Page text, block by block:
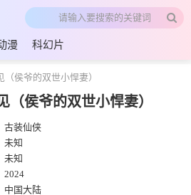
漫 科幻片
侯爷的双世小悍妻）
（侯爷的双世小悍妻）
古装仙侠
未知
未知
2024
中国大陆